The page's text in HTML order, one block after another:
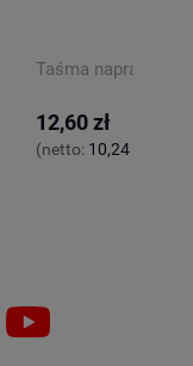
Taśma naprawcza
12,60 zł
(netto: 10,24 zł